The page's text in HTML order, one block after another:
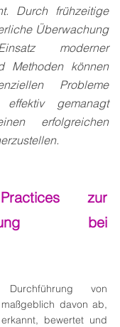
Durch frühzeitige
Überwachung
moderner
Methoden können
Probleme
gemanagt
erfolgreichen
zur
bei
von
davon ab,
bewertet und